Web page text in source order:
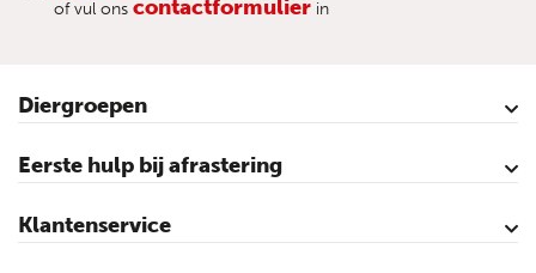
of vul ons contactformulier in
Diergroepen
Rund
Schaap
Paard
Geit
Pluimvee
Varken
Huisdieren
Reigers
Wolfafweer
Wild / Wildafweer
Eerste hulp bij afrastering
Horizont Animatie-video’s
Horizont Productvideo’s
Horizont afrastering voor dieren
Afraster advies voor rundvee
Afraster advies voor paarden
Afraster advies voor schapen
Afraster advies tegen wolven
Afraster advies schutting/voliére
Afraster advies voor honden
Afraster advies voor katten
Afraster advies voor vijvers
Afraster advies tegen duiven
Agro Aktueel
Klantenservice
Contact
Mijn account
Veilig winkelen
Algemene voorwaarden
Privacy- en cookieverklaring
Disclaimer
Sitemap